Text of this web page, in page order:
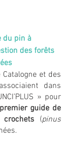
du pin à
des forêts
et des
dans
» pour
premier guide de
(pinus